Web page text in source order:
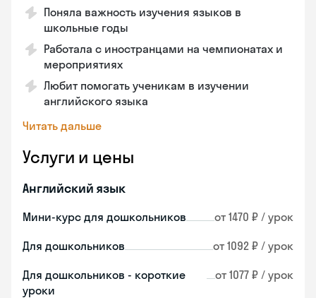
Поняла важность изучения языков в
школьные годы
Работала с иностранцами на чемпионатах и
мероприятиях
Любит помогать ученикам в изучении
английского языка
Читать дальше
Услуги и цены
Английский язык
Мини-курс для дошкольников от 1470 ₽ / урок
Для дошкольников от 1092 ₽ / урок
Для дошкольников - короткие
уроки
от 1077 ₽ / урок